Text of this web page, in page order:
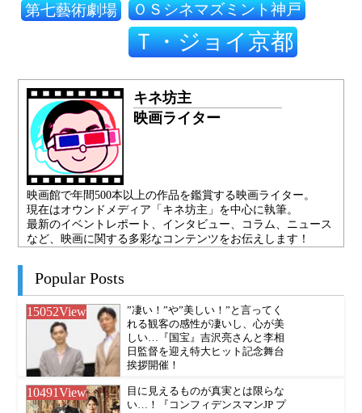
第七藝術劇場 ＯＳシネマズミント神戸
Ｔ・ジョイ京都
キネ坊主
映画ライター
映画館で年間500本以上の作品を鑑賞する映画ライター。
現在はオウンドメディア「キネ坊主」を中心に執筆。
最新のイベントレポート、インタビュー、コラム、ニュース
など、映画に関する多彩なコンテンツをお伝えします！
Popular Posts
15052View
”凄い！”や”美しい！”と言ってく
れる観客の感性が凄いし、心が美
しい…『国宝』吉沢亮さんと李相
日監督を迎え特大ヒット記念舞台
挨拶開催！
10491View
目に見えるものが真実とは限らな
い…！『コンフィデンスマンJP プ